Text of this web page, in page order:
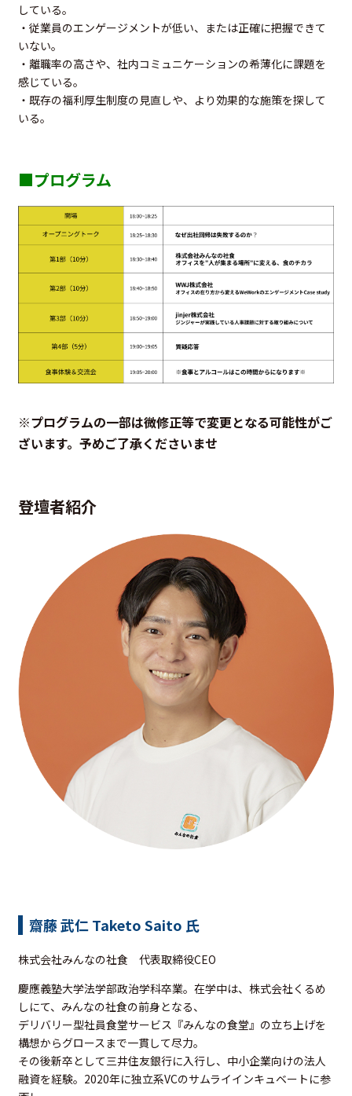
している。
・従業員のエンゲージメントが低い、または正確に把握できて
いない。
・離職率の高さや、社内コミュニケーションの希薄化に課題を
感じている。
・既存の福利厚生制度の見直しや、より効果的な施策を探して
いる。
■プログラム
※プログラムの一部は微修正等で変更となる可能性がご
ざいます。予めご了承くださいませ
登壇者紹介
齋藤 武仁 Taketo Saito 氏
株式会社みんなの社食 代表取締役CEO
慶應義塾大学法学部政治学科卒業。在学中は、株式会社くるめ
しにて、みんなの社食の前身となる、
デリバリー型社員食堂サービス『みんなの食堂』の立ち上げを
構想からグロースまで一貫して尽力。
その後新卒として三井住友銀行に入行し、中小企業向けの法人
融資を経験。2020年に独立系VCのサムライインキュベートに参